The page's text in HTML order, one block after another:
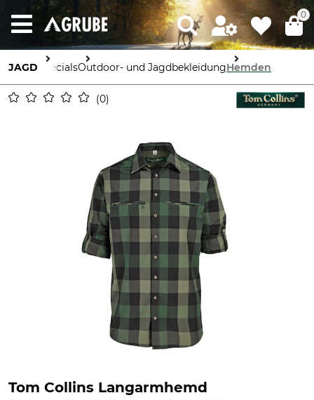
0
JAGD SpecialsOutdoor- und JagdbekleidungHemden
0
Tom Collins Langarmhemd